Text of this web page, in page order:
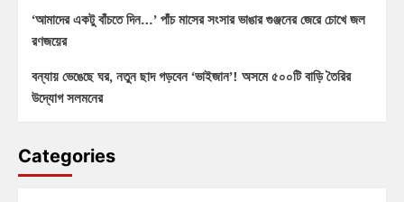
‘আমাদের একটু বাঁচতে দিন…’ পাঁচ মাসের সংসার ভাঙার গুঞ্জনের জেরে চোখে জল
রণজয়ের
বন্যায় ভেঙেছে ঘর, নতুন ছাদ গড়বেন ‘ভাইজান’! অসমে ৫০০টি বাড়ি তৈরির
উদ্যোগ সলমনের
Categories